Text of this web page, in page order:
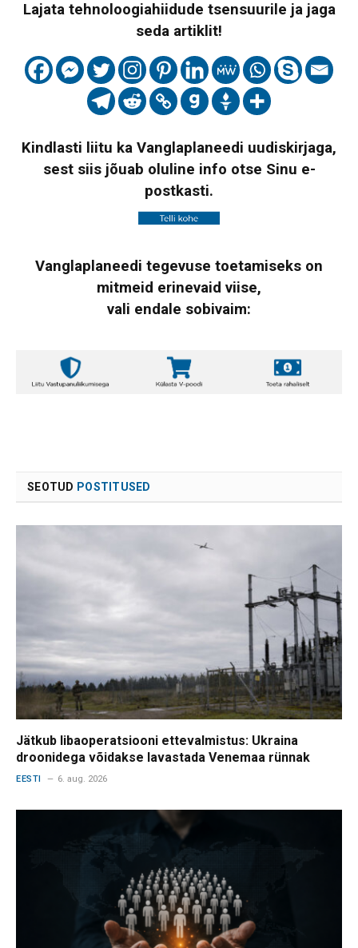
Lajata tehnoloogiahiidude tsensuurile ja jaga
seda artiklit!
Kindlasti liitu ka Vanglaplaneedi uudiskirjaga,
sest siis jõuab oluline info otse Sinu e-
postkasti.
Vanglaplaneedi tegevuse toetamiseks on
mitmeid erinevaid viise,
vali endale sobivaim:
SEOTUD POSTITUSED
Jätkub libaoperatsiooni ettevalmistus: Ukraina
droonidega võidakse lavastada Venemaa rünnak
EESTI 6. aug. 2026